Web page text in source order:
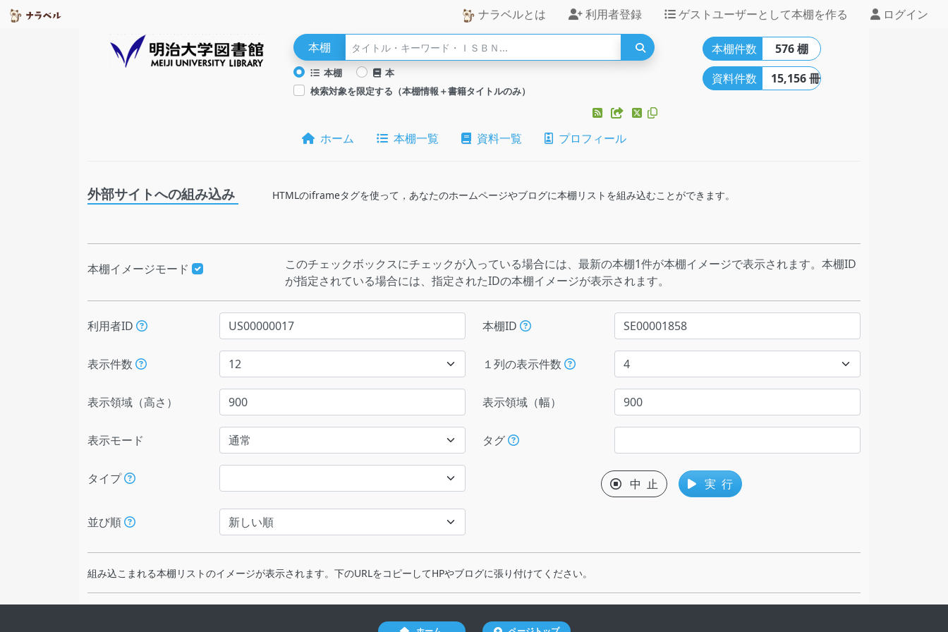
ナラベルとは 利用者登録 ゲストユーザーとして本棚を作る ログイン
本棚
本棚
本
検索対象を限定する（本棚情報＋書籍タイトルのみ）
ホーム 本棚一覧 資料一覧 プロフィール
本棚件数
576 棚
資料件数
15,156 冊
外部サイトへの組み込み HTMLのiframeタグを使って，あなたのホームページやブログに本棚リストを組み込むことができます。
本棚イメージモード
このチェックボックスにチェックが入っている場合には、最新の本棚1件が本棚イメージで表示されます。本棚ID
が指定されている場合には、指定されたIDの本棚イメージが表示されます。
利用者ID 本棚ID
表示件数 １列の表示件数
表示領域（高さ） 表示領域（幅）
表示モード タグ
タイプ 中 止 実 行
並び順
組み込こまれる本棚リストのイメージが表示されます。下のURLをコピーしてHPやブログに張り付けてください。